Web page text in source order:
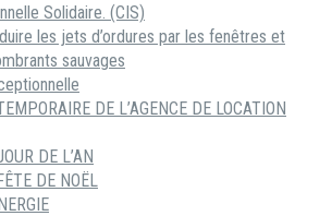
Solidaire. (CIS)
les jets d’ordures par les fenêtres et
sauvages
DE L’AGENCE DE LOCATION
DE L’AN
DE NOËL